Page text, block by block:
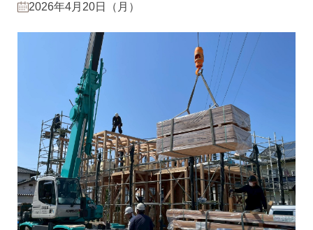
2026年4月20日（月）